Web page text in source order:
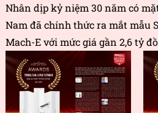
Nhân dịp kỷ niệm 30 năm có
Nam đã chính thức ra mắt mẫu
Mach-E với mức giá gần 2,6 tỷ